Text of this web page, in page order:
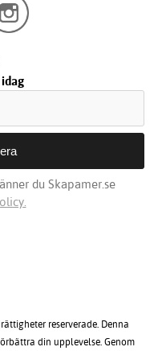
du Skapamer.se
reserverade. Denna
din upplevelse. Genom